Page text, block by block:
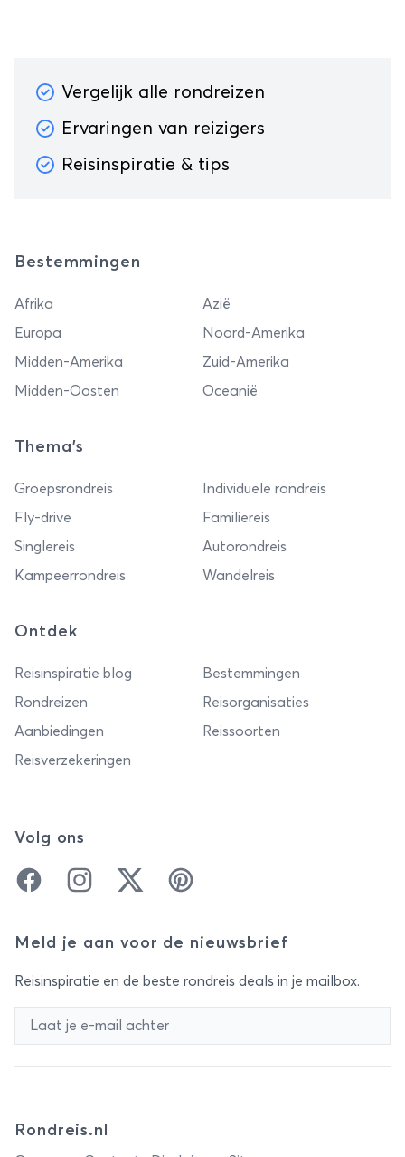
Vergelijk alle rondreizen
Ervaringen van reizigers
Reisinspiratie & tips
Bestemmingen
Afrika
Azië
Europa
Noord-Amerika
Midden-Amerika
Zuid-Amerika
Midden-Oosten
Oceanië
Thema's
Groepsrondreis
Individuele rondreis
Fly-drive
Familiereis
Singlereis
Autorondreis
Kampeerrondreis
Wandelreis
Ontdek
Reisinspiratie blog
Bestemmingen
Rondreizen
Reisorganisaties
Aanbiedingen
Reissoorten
Reisverzekeringen
Volg ons
FacebookInstagramTwitter Pinterest
Meld je aan voor de nieuwsbrief
Reisinspiratie en de beste rondreis deals in je mailbox.
Rondreis.nl